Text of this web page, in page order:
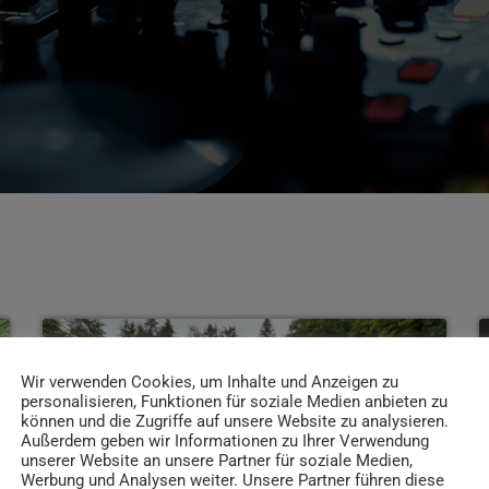
insert_link
Wir verwenden Cookies, um Inhalte und Anzeigen zu
personalisieren, Funktionen für soziale Medien anbieten zu
können und die Zugriffe auf unsere Website zu analysieren.
Außerdem geben wir Informationen zu Ihrer Verwendung
unserer Website an unsere Partner für soziale Medien,
Werbung und Analysen weiter. Unsere Partner führen diese